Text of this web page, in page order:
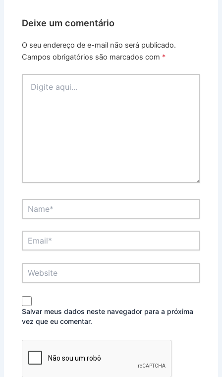
Deixe um comentário
O seu endereço de e-mail não será publicado.
Campos obrigatórios são marcados com *
aqui...
Salvar meus dados neste navegador para a próxima
vez que eu comentar.